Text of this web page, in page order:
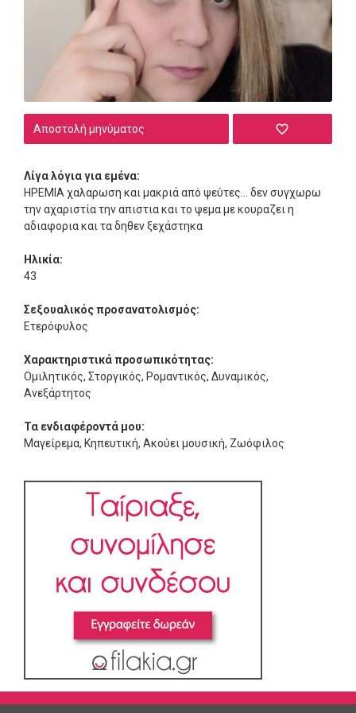
Αποστολή μηνύματος
Λίγα λόγια για εμένα:
ΗΡΕΜΙΑ χαλαρωση και μακριά από ψεύτες... δεν συγχωρω
την αχαριστία την απιστια και το ψεμα με κουραζει η
αδιαφορια και τα δηθεν ξεχάστηκα
Ηλικία:
43
Σεξουαλικός προσανατολισμός:
Ετερόφυλος
Χαρακτηριστικά προσωπικότητας:
Ομιλητικός, Στοργικός, Ρομαντικός, Δυναμικός,
Ανεξάρτητος
Τα ενδιαφέροντά μου:
Μαγείρεμα, Κηπευτική, Ακούει μουσική, Ζωόφιλος